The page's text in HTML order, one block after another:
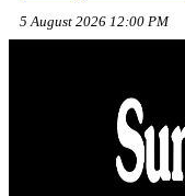
5 August 2026 12:00 PM